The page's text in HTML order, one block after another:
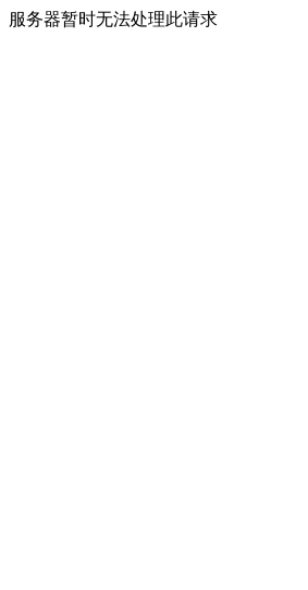
服务器暂时无法处理此请求